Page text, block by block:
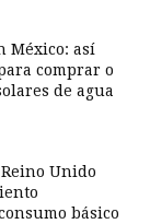
México: así
comprar o
de agua
Unido
básico